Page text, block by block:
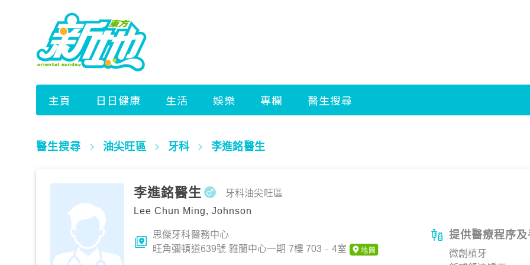
醫生搜尋 油尖旺區 牙科 李進銘醫生
李進銘醫生
Lee Chun Ming, Johnson
牙科油尖旺區
思傑牙科醫務中心
旺角彌頓道639號 雅蘭中心一期 7樓 703﹣4室
提供醫療程序
微創植牙